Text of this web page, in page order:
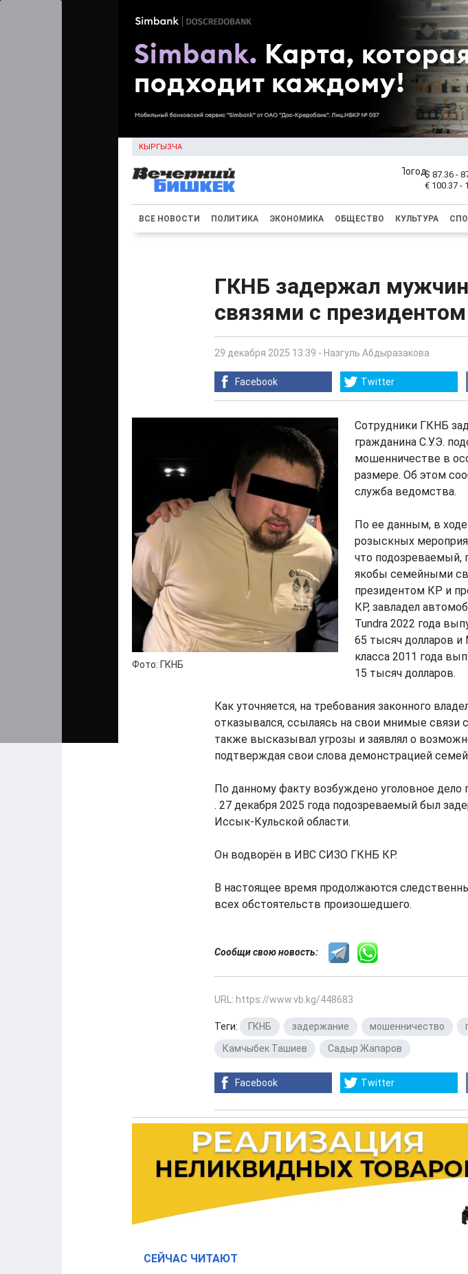
КЫРГЫЗЧА
$ 87.36 -
€ 100.37 -
ВСЕ НОВОСТИ ПОЛИТИКА ЭКОНОМИКА ОБЩЕСТВО КУЛЬТУРА
ГКНБ задержал
связями с
29 декабря 2025 13:39 - Назгуль Абдыразакова
Facebook Twitter
Фото: ГКНБ
Сотрудники ГКНБ
гражданина С.У.Э.
мошенничестве в
размере. Об этом
служба ведомства.
По ее данным, в
розыскных
что подозреваемый,
якобы семейными
президентом КР и
КР, завладел
Tundra 2022 года
65 тысяч долларов и
класса 2011 года
15 тысяч долларов.
Как уточняется, на требования законного
отказывался, ссылаясь на свои мнимые связи
также высказывал угрозы и заявлял о
подтверждая свои слова демонстрацией
По данному факту возбуждено уголовное
. 27 декабря 2025 года подозреваемый был
Иссык-Кульской области.
Он водворён в ИВС СИЗО ГКНБ КР.
В настоящее время продолжаются
всех обстоятельств произошедшего.
Сообщи свою новость:
URL: https://www.vb.kg/448683
Теги: ГКНБ задержание мошенничество
Камчыбек Ташиев
Садыр Жапаров
Facebook Twitter
СЕЙЧАС ЧИТАЮТ